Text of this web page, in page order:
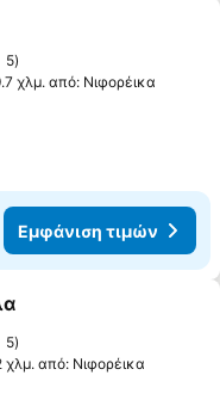
στα αγαπημένα
5
χλμ. από: Νιφορέικα
Εμφάνιση τιμών
στα αγαπημένα
5
χλμ. από: Νιφορέικα